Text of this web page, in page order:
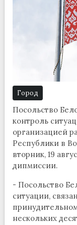
Город
Посольство
контроль
организацией
Республики в
вторник, 19
дипмиссии.
- Посольство
ситуации,
нескольких